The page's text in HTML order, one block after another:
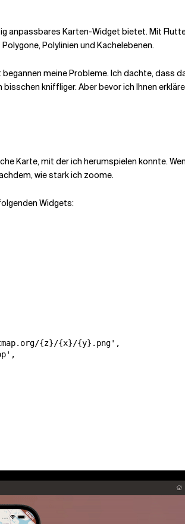
anpassbares Karten-Widget bietet. Mit
Polylinien und Kachelebenen.
meine Probleme. Ich dachte, dass
kniffliger. Aber bevor ich Ihnen
Karte, mit der ich herumspielen konnte.
wie stark ich zoome.
Widgets:
{z}/{x}/{y}.png',